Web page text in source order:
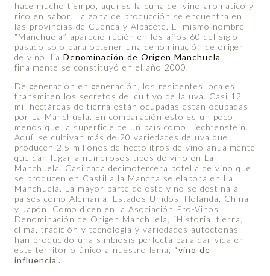
hace mucho tiempo, aquí es la cuna del vino aromático y
rico en sabor. La zona de producción se encuentra en
las provincias de Cuenca y Albacete. El mismo nombre
“Manchuela” apareció recién en los años 60 del siglo
pasado solo para obtener una denominación de origen
de vino. La Denominación de Origen Manchuela
finalmente se constituyó en el año 2000.
De generación en generación, los residentes locales
transmiten los secretos del cultivo de la uva. Casi 12
mil hectáreas de tierra están ocupadas están ocupadas
por La Manchuela. En comparación esto es un poco
menos que la superficie de un país como Liechtenstein.
Aquí, se cultivan más de 20 variedades de uva que
producen 2,5 millones de hectolitros de vino anualmente
que dan lugar a numerosos tipos de vino en La
Manchuela. Casi cada decimotercera botella de vino que
se producen en Castilla la Mancha se elabora en La
Manchuela. La mayor parte de este vino se destina a
países como Alemania, Estados Unidos, Holanda, China
y Japón. Como dicen en la Asociación Pro-Vinos
Denominación de Origen Manchuela, “Historia, tierra,
clima, tradición y tecnología y variedades autóctonas
han producido una simbiosis perfecta para dar vida en
este territorio único a nuestro lema, “vino de
influencia”.